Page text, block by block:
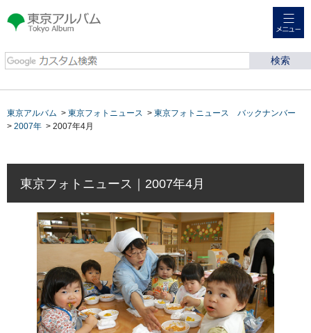
東京アルバム Tokyo
Album
東京アルバム > 東京フォトニュース > 東京フォトニュース バックナンバー
> 2007年 > 2007年4月
東京フォトニュース｜2007年4月